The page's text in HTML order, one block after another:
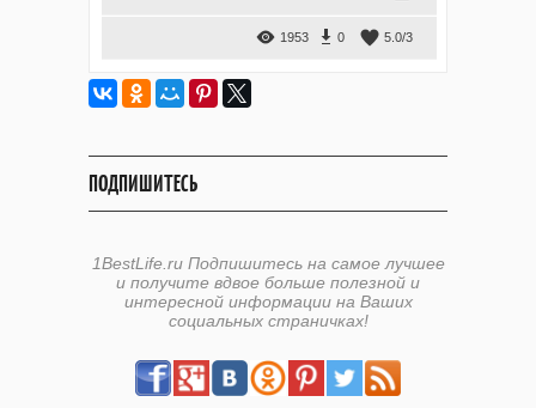
1953 0 5.0/3
ПОДПИШИТЕСЬ
1BestLife.ru Подпишитесь на самое лучшее
и получите вдвое больше полезной и
интересной информации на Ваших
социальных страничках!